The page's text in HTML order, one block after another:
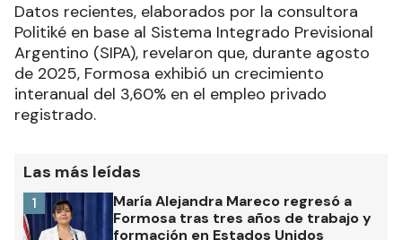
Datos recientes, elaborados por la consultora
Politiké en base al Sistema Integrado Previsional
Argentino (SIPA), revelaron que, durante agosto
de 2025, Formosa exhibió un crecimiento
interanual del 3,60% en el empleo privado
registrado.
Las más leídas
María Alejandra Mareco regresó a
Formosa tras tres años de trabajo y
formación en Estados Unidos
1